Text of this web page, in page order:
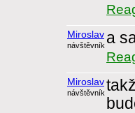
Miroslav
návštěvník a
Miroslav
návštěvník